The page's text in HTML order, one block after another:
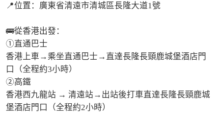
📍位置：廣東省清遠市清城區長隆大道1號
🚌從香港出發：
①直通巴士
香港上車→乘坐直通巴士→直達長隆長頸鹿城堡酒店門
口（全程約3小時）
②高鐵
香港西九龍站 → 清遠站→出站後打車直達長隆長頸鹿城
堡酒店門口（全程約2小時）